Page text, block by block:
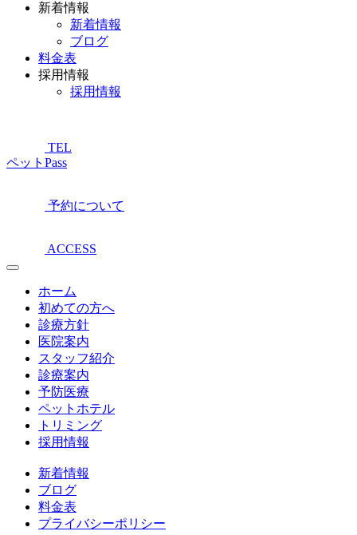
新着情報
新着情報
ブログ
料金表
採用情報
採用情報
TEL
ペットPass
予約について
ACCESS
ホーム
初めての方へ
診療方針
医院案内
スタッフ紹介
診療案内
予防医療
ペットホテル
トリミング
採用情報
新着情報
ブログ
料金表
プライバシーポリシー